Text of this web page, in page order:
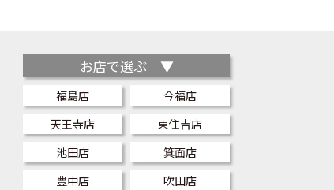
お店で選ぶ ▼
福島店
今福店
天王寺店
東住吉店
池田店
箕面店
豊中店
吹田店